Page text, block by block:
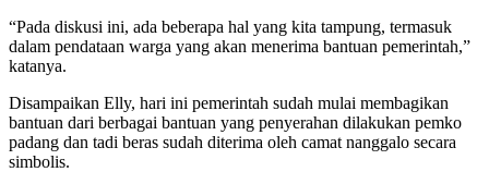
“Pada diskusi ini, ada beberapa hal yang kita tampung, termasuk
dalam pendataan warga yang akan menerima bantuan pemerintah,”
katanya.
Disampaikan Elly, hari ini pemerintah sudah mulai membagikan
bantuan dari berbagai bantuan yang penyerahan dilakukan pemko
padang dan tadi beras sudah diterima oleh camat nanggalo secara
simbolis.